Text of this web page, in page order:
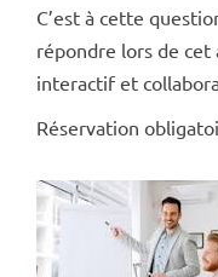
C’est à cette
répondre lors de
interactif et
Réservation